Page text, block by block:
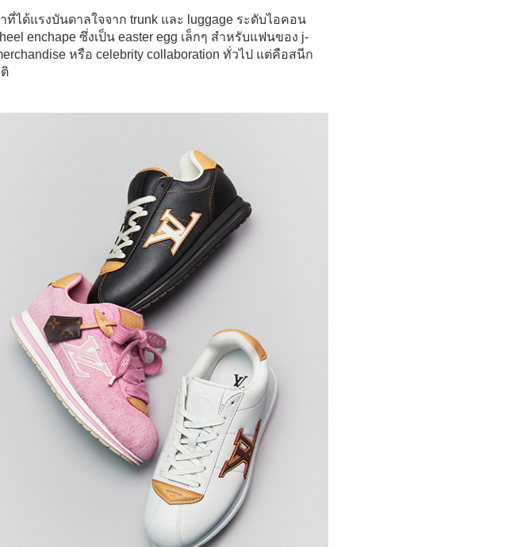
ได้แรงบันดาลใจจาก trunk และ luggage ระดับไอคอน
enchape ซึ่งเป็น easter egg เล็กๆ สำหรับแฟนของ j-
หรือ celebrity collaboration ทั่วไป แต่คือสนีก